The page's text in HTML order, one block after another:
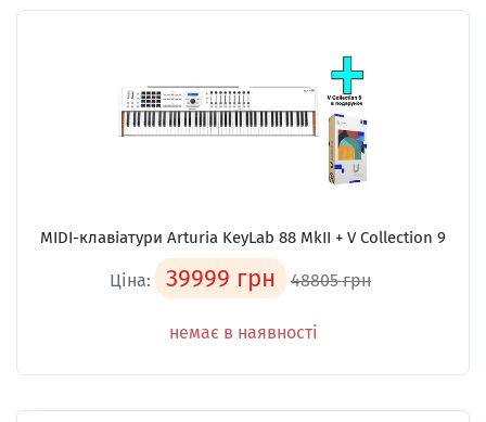
MIDI-клавіатури Arturia KeyLab 88 MkII + V Collection 9
Ціна: 39999 грн 48805 грн
немає в наявності